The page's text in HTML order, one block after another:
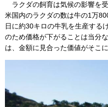
ラクダの飼育は気候の影響を
米国内のラクダの数は牛の1万
日に約30キロの牛乳を生産する
のため価格が下がることは当分
は、金額に見合った価値がそこに